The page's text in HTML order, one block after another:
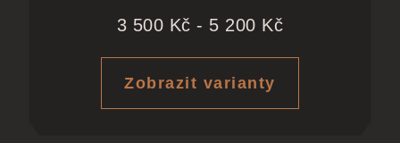
3 500 Kč - 5 200 Kč
Zobrazit varianty